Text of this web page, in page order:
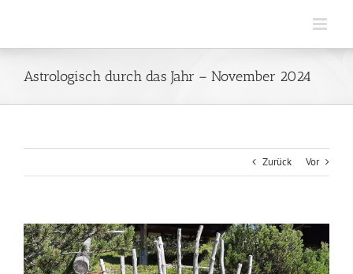
Astrologisch durch das Jahr – November 2024
Zurück Vor
Zeige
grösseres
Bild